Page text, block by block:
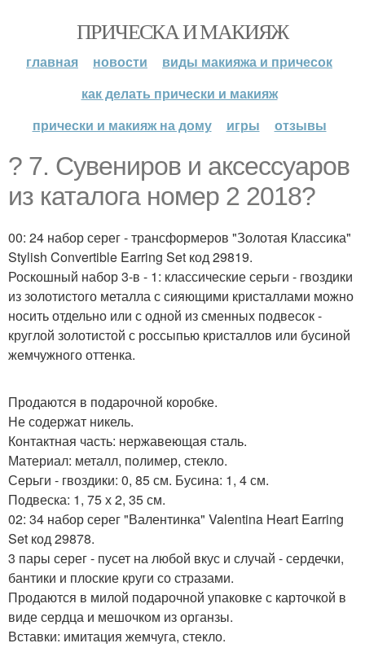
ПРИЧЕСКА И МАКИЯЖ
главная новости
виды макияжа и причесок
как делать прически и макияж
прически и макияж на дому
игры отзывы
? 7. Сувениров и аксессуаров
из каталога номер 2 2018?
00: 24 набор серег - трансформеров "Золотая Классика"
Stylish Convertible Earring Set код 29819.
Роскошный набор 3-в - 1: классические серьги - гвоздики
из золотистого металла с сияющими кристаллами можно
носить отдельно или с одной из сменных подвесок -
круглой золотистой с россыпью кристаллов или бусиной
жемчужного оттенка.
Продаются в подарочной коробке.
Не содержат никель.
Контактная часть: нержавеющая сталь.
Материал: металл, полимер, стекло.
Серьги - гвоздики: 0, 85 см. Бусина: 1, 4 см.
Подвеска: 1, 75 х 2, 35 см.
02: 34 набор серег "Валентинка" Valentina Heart Earring
Set код 29878.
3 пары серег - пусет на любой вкус и случай - сердечки,
бантики и плоские круги со стразами.
Продаются в милой подарочной упаковке с карточкой в
виде сердца и мешочком из органзы.
Вставки: имитация жемчуга, стекло.